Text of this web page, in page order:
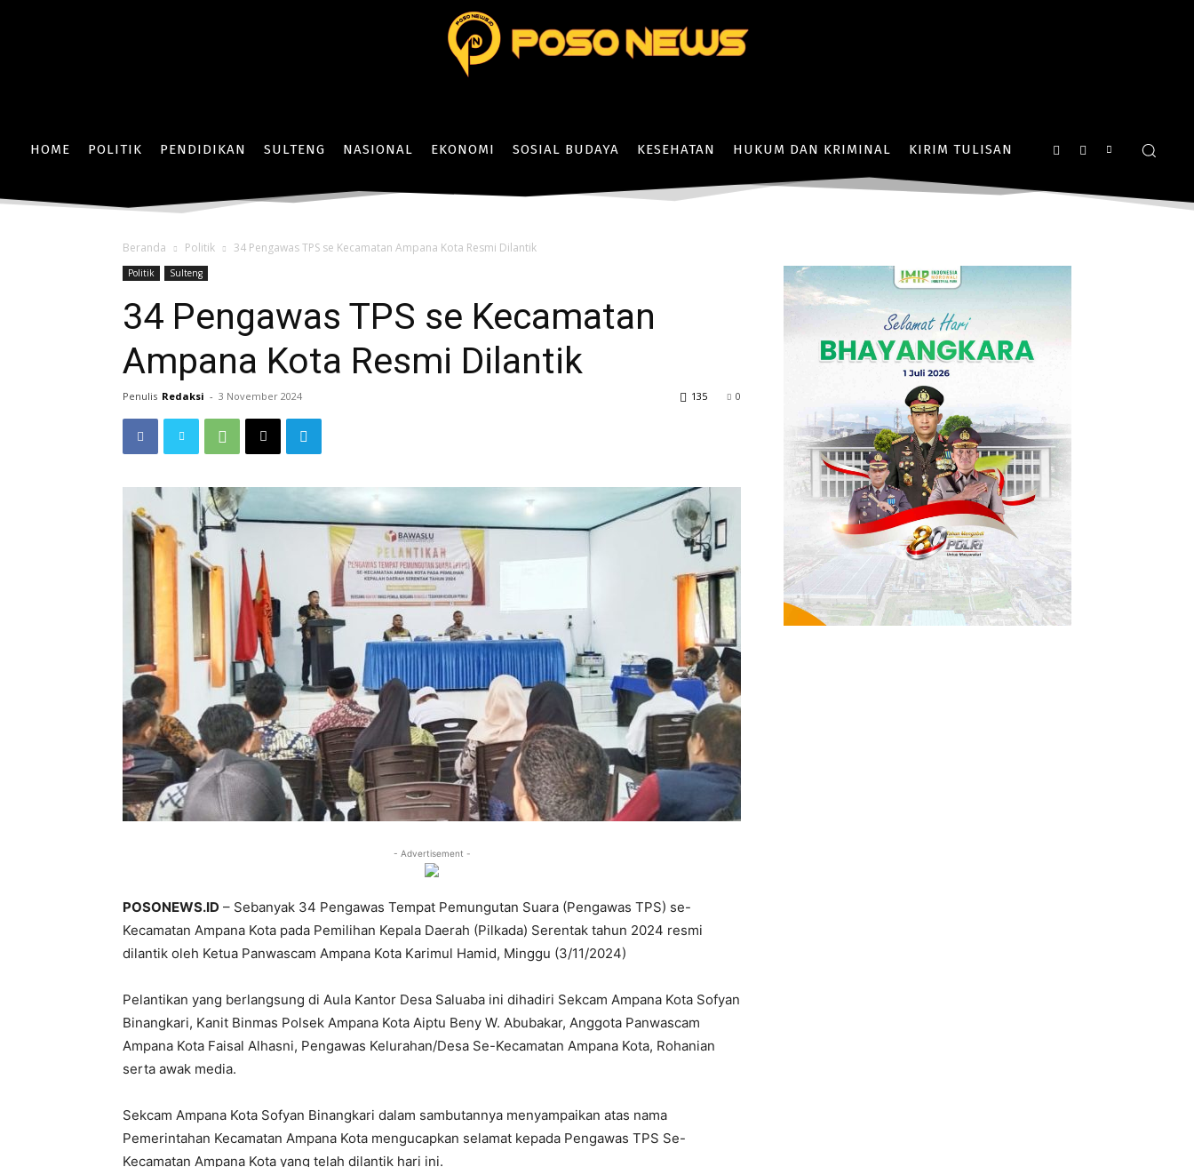
HOME POLITIK PENDIDIKAN SULTENG NASIONAL EKONOMI SOSIAL BUDAYA KESEHATAN HUKUM DAN KRIMINAL KIRIM TULISAN
Beranda Politik 34 Pengawas TPS se Kecamatan Ampana Kota Resmi Dilantik
Politik Sulteng
34 Pengawas TPS se Kecamatan
Ampana Kota Resmi Dilantik
Penulis Redaksi - 3 November 2024 0
135
- Advertisement -
POSONEWS.ID – Sebanyak 34 Pengawas Tempat Pemungutan Suara (Pengawas TPS) se-
Kecamatan Ampana Kota pada Pemilihan Kepala Daerah (Pilkada) Serentak tahun 2024 resmi
dilantik oleh Ketua Panwascam Ampana Kota Karimul Hamid, Minggu (3/11/2024)
Pelantikan yang berlangsung di Aula Kantor Desa Saluaba ini dihadiri Sekcam Ampana Kota Sofyan
Binangkari, Kanit Binmas Polsek Ampana Kota Aiptu Beny W. Abubakar, Anggota Panwascam
Ampana Kota Faisal Alhasni, Pengawas Kelurahan/Desa Se-Kecamatan Ampana Kota, Rohanian
serta awak media.
Sekcam Ampana Kota Sofyan Binangkari dalam sambutannya menyampaikan atas nama
Pemerintahan Kecamatan Ampana Kota mengucapkan selamat kepada Pengawas TPS Se-
Kecamatan Ampana Kota yang telah dilantik hari ini.